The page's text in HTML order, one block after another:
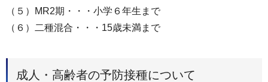
（５）MR2期・・・小学６年生まで
（６）二種混合・・・15歳未満まで
成人・高齢者の予防接種について